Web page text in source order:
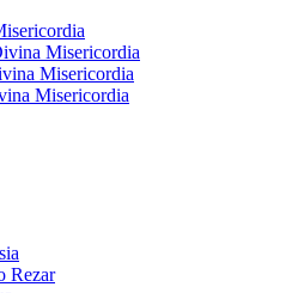
Misericordia
Misericordia
Misericordia
Rezar